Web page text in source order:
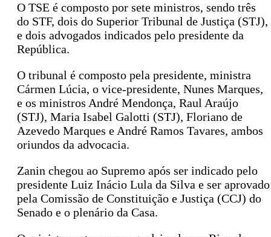
O TSE é composto por sete ministros, sendo três
do STF, dois do Superior Tribunal de Justiça (STJ),
e dois advogados indicados pelo presidente da
República.
O tribunal é composto pela presidente, ministra
Cármen Lúcia, o vice-presidente, Nunes Marques,
e os ministros André Mendonça, Raul Araújo
(STJ), Maria Isabel Galotti (STJ), Floriano de
Azevedo Marques e André Ramos Tavares, ambos
oriundos da advocacia.
Zanin chegou ao Supremo após ser indicado pelo
presidente Luiz Inácio Lula da Silva e ser aprovado
pela Comissão de Constituição e Justiça (CCJ) do
Senado e o plenário da Casa.